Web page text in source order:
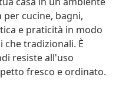
per cucine, bagni,
e praticità in modo
che tradizionali. È
resiste all'uso
fresco e ordinato.